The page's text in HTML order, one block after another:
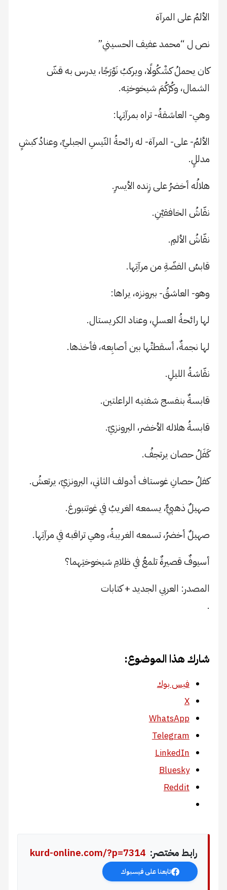
الألمُ على المرآة
نص ل “محمد عفيف الحسيني”
كان يحملُ كشْكُولًا، ويركبُ نَوْرَجًا، يدرس به قشّ
الشمال، وكُرْكُمَ شيخوختِه.
وهي- العاشقةُ- تراه بمرآتِها:
الألمُ- على- المرآة- له رائحةُ التّيسِ الجبليِّ، وعنادُ كبشٍ
مدللٍ.
هلالُه أخضرُ على زِنده الأيسرِ.
نقّاشُ الخافقيْنِ.
نقّاشُ الألمِ.
قابسُ الفضّةِ من مرآتِها.
وهو- العاشقُ- ببرونزه، يراها:
لها رائحةُ العسلِ، وعناد الكريستال.
لها نجمةٌ، أسقطتْها بين أصابِعه، فأخذها.
نقّاشةُ الليلِ.
قابسةٌ بنفسج شفتيه الراعلتين.
قابسةُ هلاله الأخضر، البرونزيّ.
كَفَلُ حصان يرتجفُ.
كفلُ حصانِ غوستاف أدولف الثاني، البرونزيّ، يرتعشُ.
صهيلٌ ذهبيٌّ، يسمعه الغريبُ في غوتنبورغ.
صهيلٌ أخضرُ، تسمعه الغريبةُ، وهي تراقبه في مرآتِها.
أسيوفٌ قصيرةٌ تلمعُ في ظلامِ شيخوختِهما؟
المصدر: العربي الجديد + كتابات
.
شارك هذا الموضوع:
فيس بوك
X
WhatsApp
Telegram
LinkedIn
Bluesky
Reddit
رابط مختصر: kurd-online.com/?p=7314
تابعنا على فيسبوك